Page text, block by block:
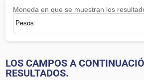
Moneda en que se muestran los
LOS CAMPOS A
RESULTADOS.